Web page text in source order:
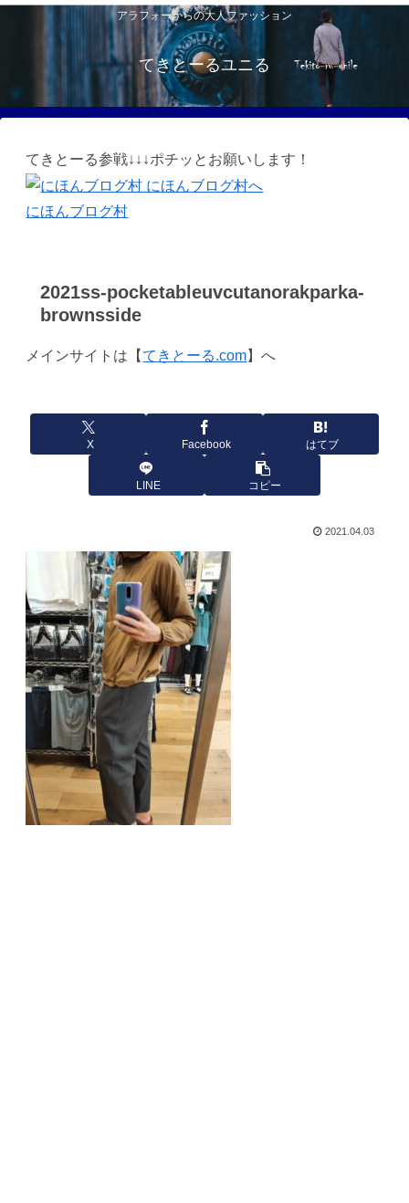
アラフォーからの大人ファッション
てきとーるユニる
てきとーる参戦↓↓↓ポチッとお願いします！
にほんブログ村
2021ss-pocketableuvcutanorakparka-
brownsside
メインサイトは【てきとーる.com】へ
X Facebook はてブ
LINE コピー
2021.04.03